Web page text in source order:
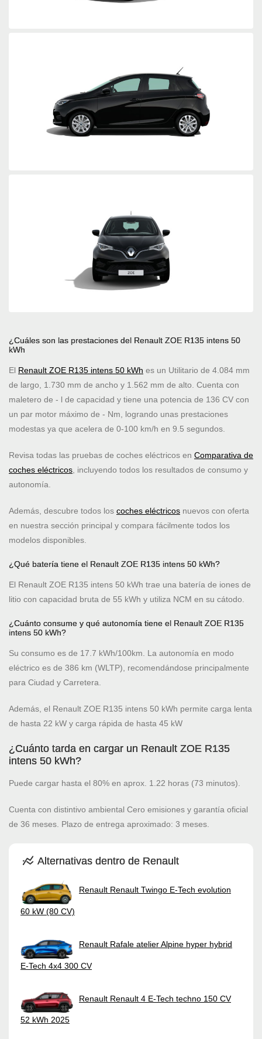
¿Cuáles son las prestaciones del Renault ZOE R135 intens 50
kWh
El Renault ZOE R135 intens 50 kWh es un Utilitario de 4.084 mm
de largo, 1.730 mm de ancho y 1.562 mm de alto. Cuenta con
maletero de - l de capacidad y tiene una potencia de 136 CV con
un par motor máximo de - Nm, logrando unas prestaciones
modestas ya que acelera de 0-100 km/h en 9.5 segundos.
Revisa todas las pruebas de coches eléctricos en Comparativa de
coches eléctricos, incluyendo todos los resultados de consumo y
autonomía.
Además, descubre todos los coches eléctricos nuevos con oferta
en nuestra sección principal y compara fácilmente todos los
modelos disponibles.
¿Qué batería tiene el Renault ZOE R135 intens 50 kWh?
El Renault ZOE R135 intens 50 kWh trae una batería de iones de
litio con capacidad bruta de 55 kWh y utiliza NCM en su cátodo.
¿Cuánto consume y qué autonomía tiene el Renault ZOE R135
intens 50 kWh?
Su consumo es de 17.7 kWh/100km. La autonomía en modo
eléctrico es de 386 km (WLTP), recomendándose principalmente
para Ciudad y Carretera.
Además, el Renault ZOE R135 intens 50 kWh permite carga lenta
de hasta 22 kW y carga rápida de hasta 45 kW
¿Cuánto tarda en cargar un Renault ZOE R135
intens 50 kWh?
Puede cargar hasta el 80% en aprox. 1.22 horas (73 minutos).
Cuenta con distintivo ambiental Cero emisiones y garantía oficial
de 36 meses. Plazo de entrega aproximado: 3 meses.
Alternativas dentro de Renault
Renault Renault Twingo E-Tech evolution
60 kW (80 CV)
Renault Rafale atelier Alpine hyper hybrid
E-Tech 4x4 300 CV
Renault Renault 4 E-Tech techno 150 CV
52 kWh 2025